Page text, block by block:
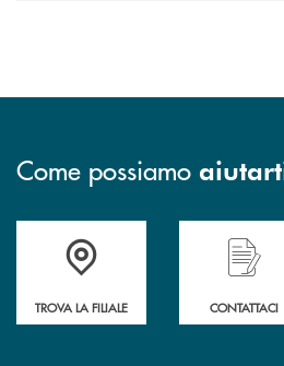
Come possiamo
Accedi all' elenco completo&nbsp;
TROVA LA FILIALE
Hai bisogno
CONTATTACI